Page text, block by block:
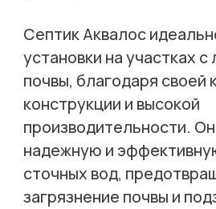
Септик Аквалос
установки на участках
почвы, благодаря своей
конструкции и высокой
производительности.
надежную и
сточных вод,
загрязнение почвы и